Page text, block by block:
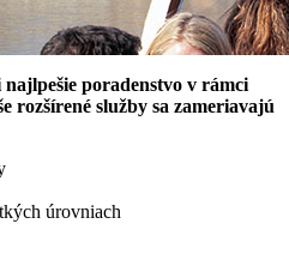
poradenstvo v rámci
rozšírené služby sa zameriavajú
úrovniach